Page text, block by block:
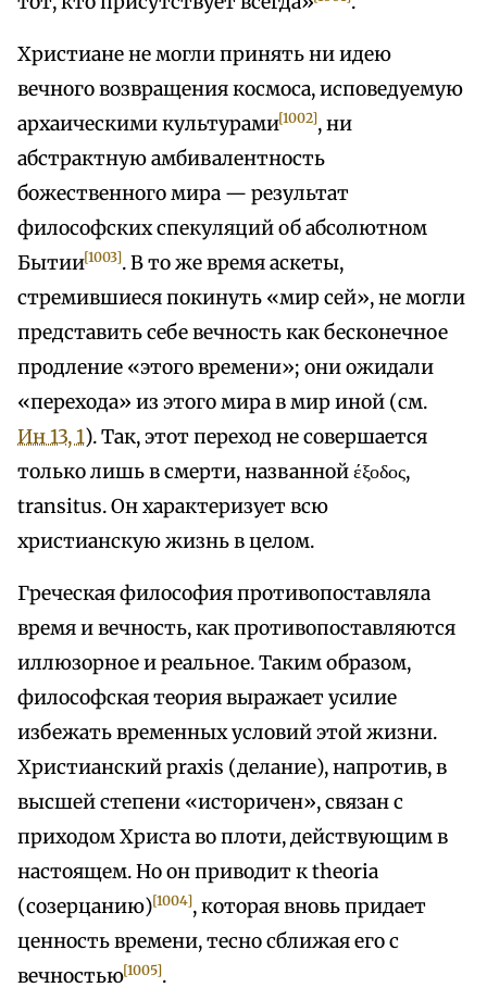
Христиане не могли принять ни идею
вечного возвращения космоса, исповедуемую
архаическими культурами[1002], ни
абстрактную амбивалентность
божественного мира — результат
философских спекуляций об абсолютном
Бытии[1003]. В то же время аскеты,
стремившиеся покинуть «мир сей», не могли
представить себе вечность как бесконечное
продление «этого времени»; они ожидали
«перехода» из этого мира в мир иной (см.
Ин 13, 1). Так, этот переход не совершается
только лишь в смерти, названной έξοδος,
transitus. Он характеризует всю
христианскую жизнь в целом.
Греческая философия противопоставляла
время и вечность, как противопоставляются
иллюзорное и реальное. Таким образом,
философская теория выражает усилие
избежать временных условий этой жизни.
Христианский praxis (делание), напротив, в
высшей степени «историчен», связан с
приходом Христа во плоти, действующим в
настоящем. Но он приводит к theoria
(созерцанию)[1004], которая вновь придает
ценность времени, тесно сближая его с
вечностью[1005].